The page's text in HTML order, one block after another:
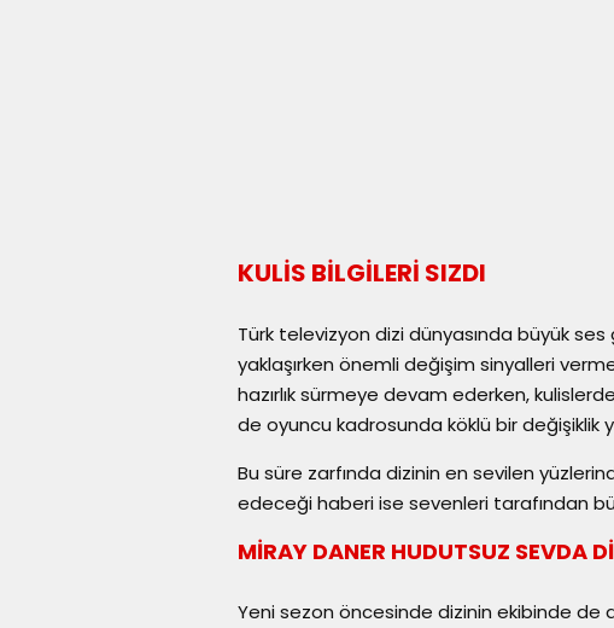
KULİS BİLGİLERİ SIZDI
Türk televizyon dizi dünyasında büyük
yaklaşırken önemli değişim sinyalleri
hazırlık sürmeye devam ederken,
de oyuncu kadrosunda köklü bir değişiklik
Bu süre zarfında dizinin en sevilen
edeceği haberi ise sevenleri tarafından
MİRAY DANER HUDUTSUZ SEVDA
Yeni sezon öncesinde dizinin ekibinde